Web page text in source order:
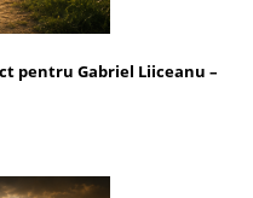
pentru Gabriel Liiceanu –